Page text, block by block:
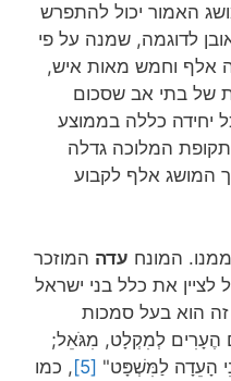
האמור יכול להתפרש
לדוגמה, שמנה על פי
אלף וחמש מאות איש,
של בתי אב שסכום
יחידה כללה בממוצע
המלוכה גדלה
המושג אלף לקבוע
המונח עדה המוזכר
את כלל בני ישראל
זה הוא בעל סמכות
הֶעָרִים לְמִקְלָט, מִגֹּאֵל;
הָעֵדָה לַמִּשְׁפָּט" [5]
, כמו